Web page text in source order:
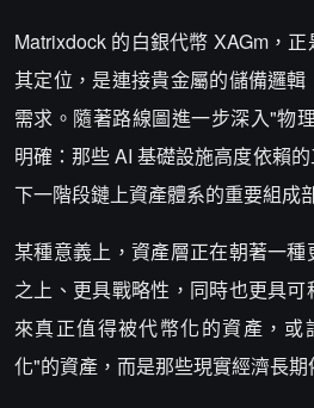
Matrixdock 的白銀代幣 XAGm，
其定位，是連接貴金屬的儲備邏
需求。隨著路線圖進一步深入"物
明確：那些 AI 基礎設施高度依賴
下一階段鏈上資產體系的重要組成
某種意義上，資產層正在朝著一
之上、更具戰略性，同時也更具
來真正值得被代幣化的資產，
化"的資產，而是那些現實經濟長期